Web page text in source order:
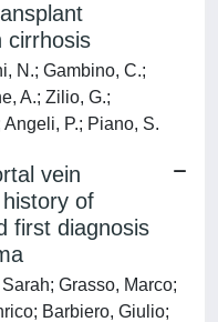
cirrhosis
N.; Gambino, C.;
A.; Zilio, G.;
Angeli, P.; Piano, S.
vein
of
first diagnosis
Grasso, Marco;
Barbiero, Giulio;